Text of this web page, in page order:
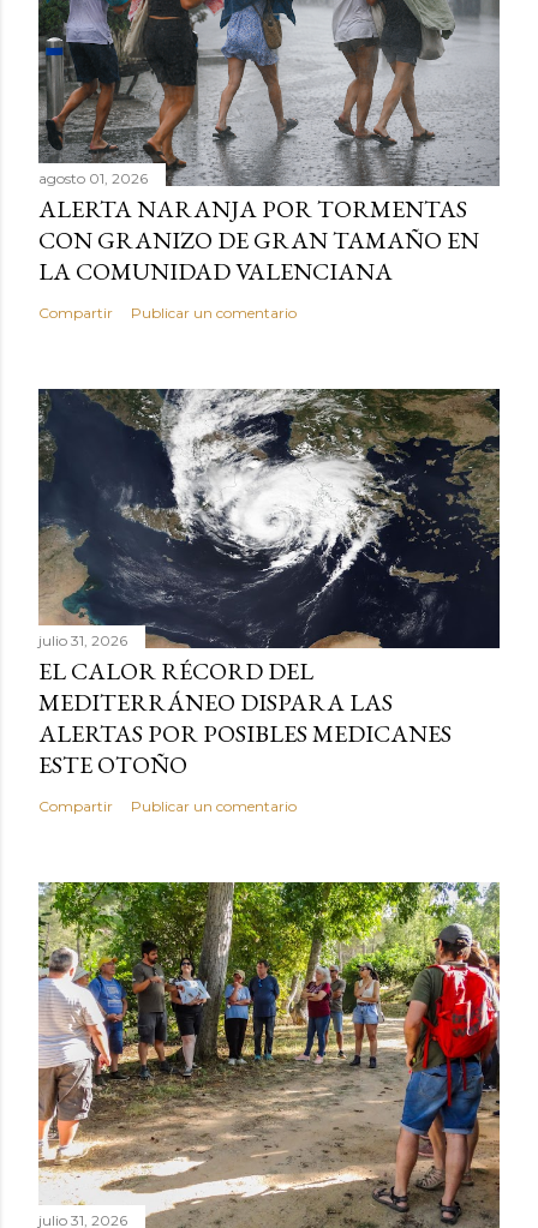
agosto 01, 2026
ALERTA NARANJA POR TORMENTAS
CON GRANIZO DE GRAN TAMAÑO EN
LA COMUNIDAD VALENCIANA
Compartir Publicar un comentario
julio 31, 2026
EL CALOR RÉCORD DEL
MEDITERRÁNEO DISPARA LAS
ALERTAS POR POSIBLES MEDICANES
ESTE OTOÑO
Compartir Publicar un comentario
julio 31, 2026